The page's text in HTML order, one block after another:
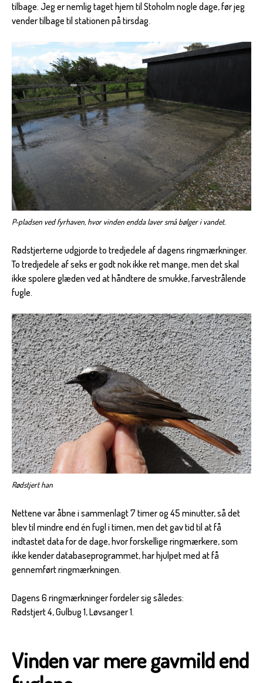
tilbage. Jeg er nemlig taget hjem til Stoholm nogle dage, før jeg
vender tilbage til stationen på tirsdag.
P-pladsen ved fyrhaven, hvor vinden endda laver små bølger i vandet.
Rødstjerterne udgjorde to tredjedele af dagens ringmærkninger.
To tredjedele af seks er godt nok ikke ret mange, men det skal
ikke spolere glæden ved at håndtere de smukke, farvestrålende
fugle.
Rødstjert han
Nettene var åbne i sammenlagt 7 timer og 45 minutter, så det
blev til mindre end én fugl i timen, men det gav tid til at få
indtastet data for de dage, hvor forskellige ringmærkere, som
ikke kender databaseprogrammet, har hjulpet med at få
gennemført ringmærkningen.
Dagens 6 ringmærkninger fordeler sig således:
Rødstjert 4, Gulbug 1, Løvsanger 1.
Vinden var mere gavmild end